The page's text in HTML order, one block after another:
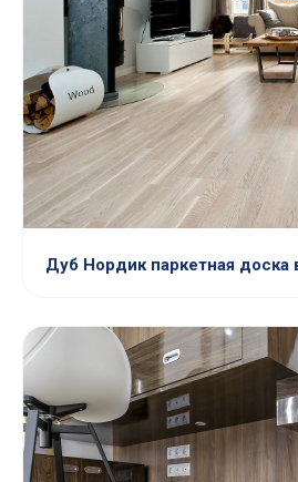
Дуб Нордик паркетная доска